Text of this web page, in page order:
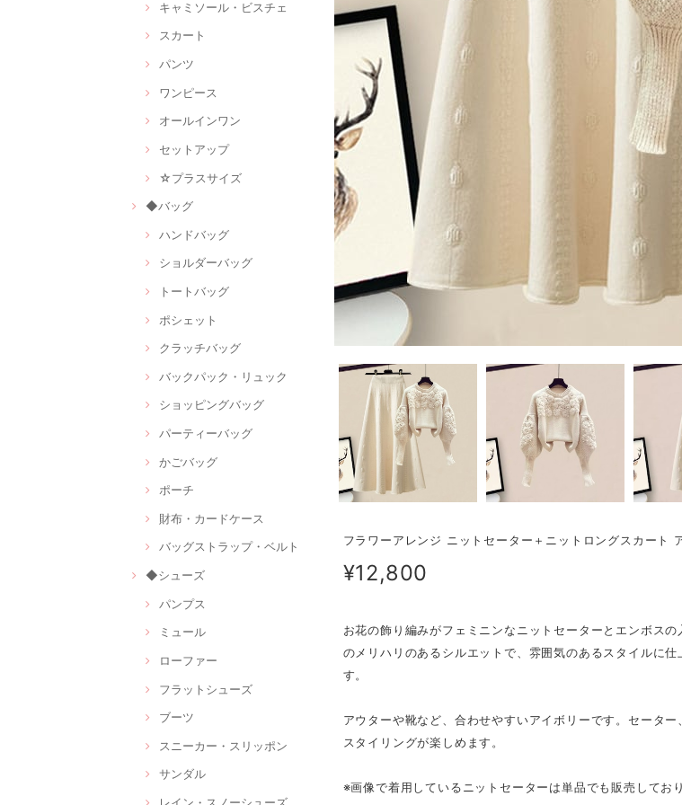
キャミソール・ビスチェ
スカート
パンツ
ワンピース
オールインワン
セットアップ
☆プラスサイズ
◆バッグ
ハンドバッグ
ショルダーバッグ
トートバッグ
ポシェット
クラッチバッグ
バックパック・リュック
ショッピングバッグ
パーティーバッグ
かごバッグ
ポーチ
財布・カードケース
バッグストラップ・ベルト
◆シューズ
パンプス
ミュール
ローファー
フラットシューズ
ブーツ
スニーカー・スリッポン
サンダル
フラワーアレンジ ニットセーター＋ニットロングスカート
¥12,800
お花の飾り編みがフェミニンなニットセーターとエンボス
のメリハリのあるシルエットで、雰囲気のあるスタイルに
す。
アウターや靴など、合わせやすいアイボリーです。セータ
スタイリングが楽しめます。
※画像で着用しているニットセーターは単品でも販売してお